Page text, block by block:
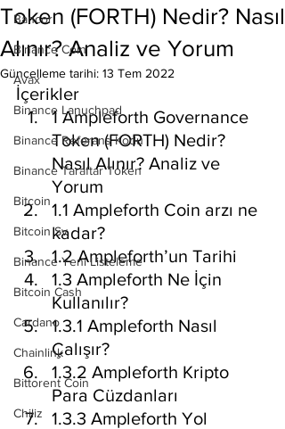
Bancor
Binance Coin
Avax
Binance Lanuchpad
Binance Referans Kodu
Binance Taraftar Token
Bitcoin
Bitcoin Sv
Binance Yeni Listeleme
Bitcoin Cash
Cardano
Chainlink
Bittorent Coin
Chiliz
Token (FORTH) Nedir? Nasıl
Alınır? Analiz ve Yorum
Güncelleme tarihi: 13 Tem 2022
İçerikler
1 Ampleforth Governance
Token (FORTH) Nedir?
Nasıl Alınır? Analiz ve
Yorum
1.1 Ampleforth Coin arzı ne
kadar?
1.2 Ampleforth’un Tarihi
1.3 Ampleforth Ne İçin
Kullanılır?
1.3.1 Ampleforth Nasıl
Çalışır?
1.3.2 Ampleforth Kripto
Para Cüzdanları
1.3.3 Ampleforth Yol